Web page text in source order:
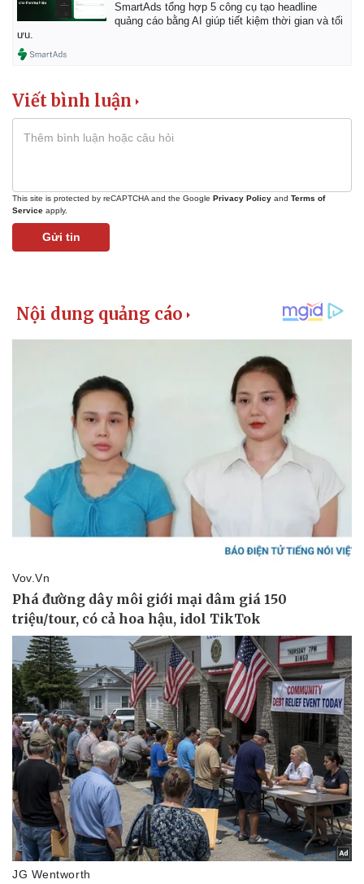
Bất động sản
Khởi nghiệp
Thị trường
Giá vàng
Tiêu dùng
Chứng khoán
Giá cà phê
SmartAds tổng hợp 5 công cụ tạo headline
quảng cáo bằng AI giúp tiết kiệm thời gian và tối
ưu.
Viết bình luận
This site is protected by reCAPTCHA and the Google Privacy Policy and Terms of
Service apply.
Gửi tin